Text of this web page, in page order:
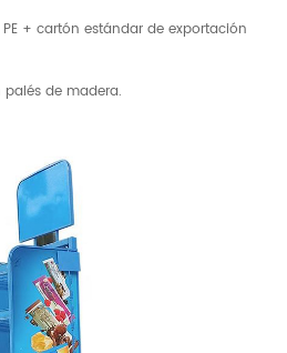
+ cartón estándar de exportación
de madera.